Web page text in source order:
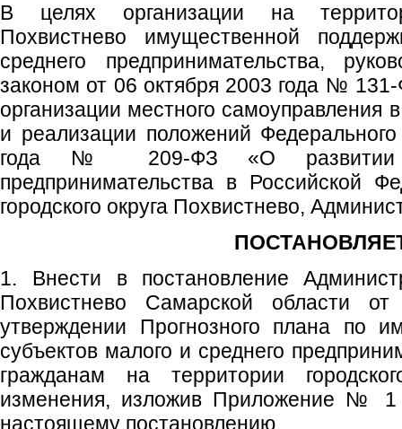
В целях организации на
Похвистнево имущественной
среднего предпринимательства,
законом от 06 октября 2003 года №
организации местного самоуправления
и реализации положений
года № 209-ФЗ «О развитии
предпринимательства в Российской
городского округа Похвистнево,
1. Внести в постановление
Похвистнево Самарской области
утверждении Прогнозного плана по
субъектов малого и среднего
гражданам на территории
изменения, изложив Приложение № 1
настоящему постановлению.